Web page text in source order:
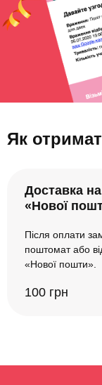
Як
Доставка
«Нової
Після оплати
поштомат або
«Нової пошти».
100 грн